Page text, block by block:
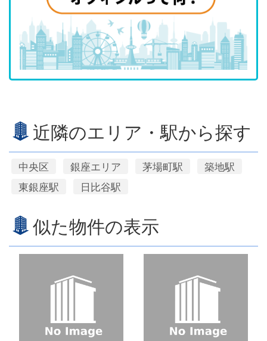
近隣のエリア・駅から探す
中央区 銀座エリア 茅場町駅
築地駅
東銀座駅
日比谷駅
似た物件の表示